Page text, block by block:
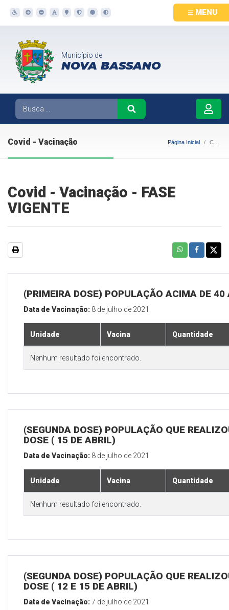
MENU
Município de
NOVA BASSANO
Covid - Vacinação Página Inicial Covid - Vacinação
Covid - Vacinação - FASE
VIGENTE
(PRIMEIRA DOSE) POPULAÇÃO ACIMA DE 40
Data de Vacinação: 8 de julho de 2021
Unidade Vacina Quantidade
Nenhum resultado foi encontrado.
(SEGUNDA DOSE) POPULAÇÃO QUE
DOSE ( 15 DE ABRIL)
Data de Vacinação: 8 de julho de 2021
Unidade Vacina Quantidade
Nenhum resultado foi encontrado.
(SEGUNDA DOSE) POPULAÇÃO QUE
DOSE ( 12 E 15 DE ABRIL)
Data de Vacinação:7 de julho de 2021